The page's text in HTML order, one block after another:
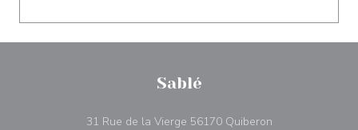
Sablé
31 Rue de la Vierge 56170 Quiberon((新しいウィン